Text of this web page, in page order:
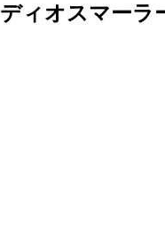
ディオスマーラ